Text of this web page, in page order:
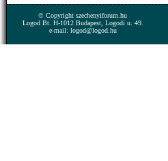
© Copyright szechenyiforum.hu
Logod Bt. H-1012 Budapest, Logodi u. 49.
e-mail: logod@logod.hu